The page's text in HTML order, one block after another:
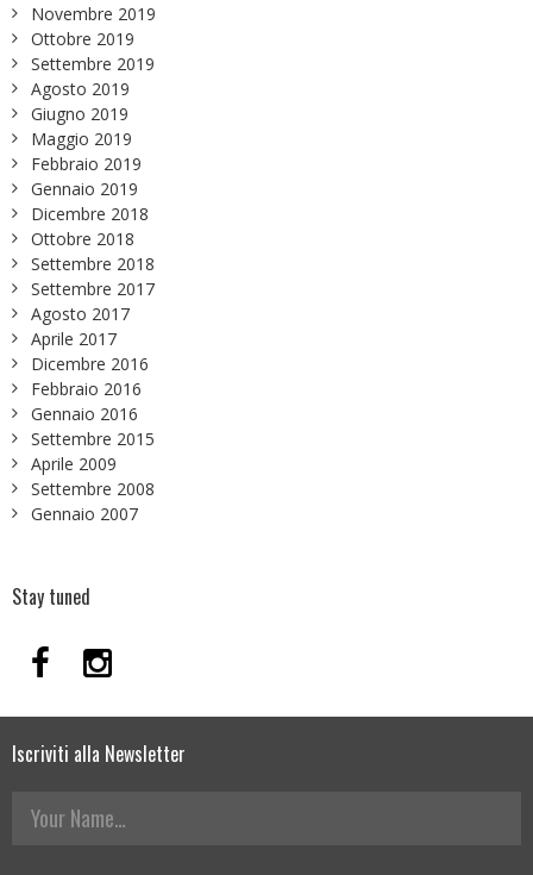
Novembre 2019
Ottobre 2019
Settembre 2019
Agosto 2019
Giugno 2019
Maggio 2019
Febbraio 2019
Gennaio 2019
Dicembre 2018
Ottobre 2018
Settembre 2018
Settembre 2017
Agosto 2017
Aprile 2017
Dicembre 2016
Febbraio 2016
Gennaio 2016
Settembre 2015
Aprile 2009
Settembre 2008
Gennaio 2007
Stay tuned
Iscriviti alla Newsletter
Your Name